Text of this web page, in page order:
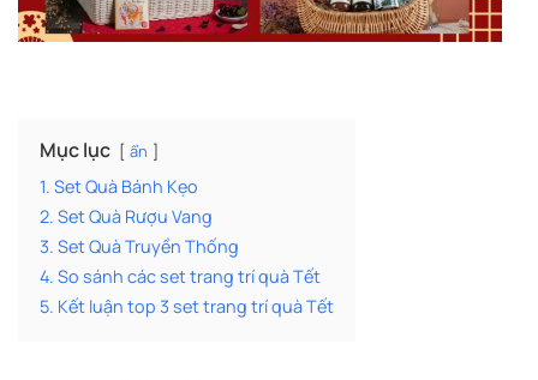
Mục lục ẩn
1. Set Quà Bánh Kẹo
2. Set Quà Rượu Vang
3. Set Quà Truyền Thống
4. So sánh các set trang trí quà Tết
5. Kết luận top 3 set trang trí quà Tết